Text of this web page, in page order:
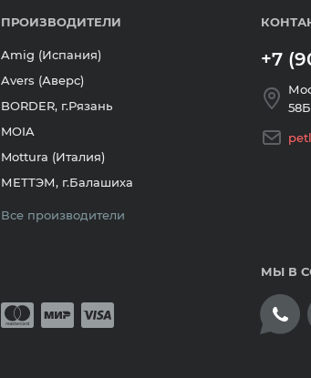
ПРОИЗВОДИТЕЛИ
Amig (Испания)
Avers (Аверс)
BORDER, г.Рязань
MOIA
Mottura (Италия)
МЕТТЭМ, г.Балашиха
Все производители
+7
58Б
Принимается оплата
МЫ В